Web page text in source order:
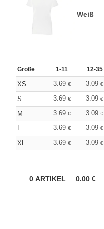
Weiß
Größe 1-11 12-35
XS 3.69 € 3.09 €
S
3.69 € 3.09 €
M
3.69 € 3.09 €
L
3.69 € 3.09 €
XL
3.69 € 3.09 €
0ARTIKEL 0.00 €